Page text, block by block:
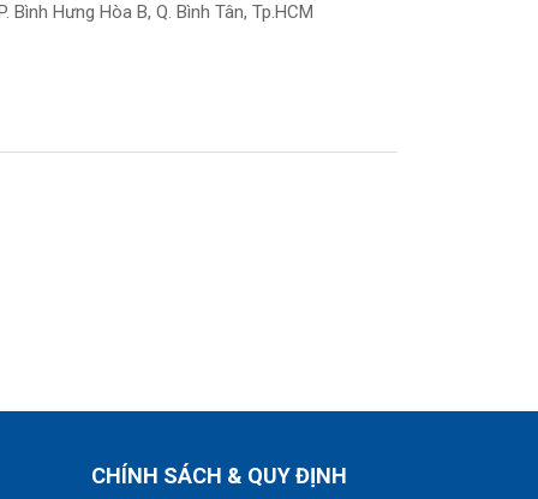
Bình Hưng Hòa B, Q. Bình Tân, Tp.HCM
CHÍNH SÁCH & QUY ĐỊNH